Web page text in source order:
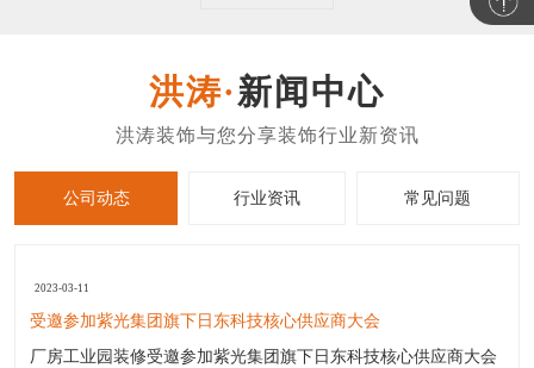
新闻中心
公司动态 行业资讯 常见问题
2023-03-11
受邀参加紫光集团旗下日东科技核心供应商大会
厂房工业园装修受邀参加紫光集团旗下日东科技核心供应商大会